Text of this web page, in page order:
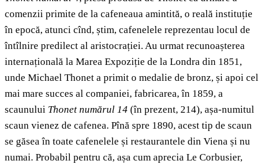
comenzii primite de la cafeneaua amintită, o reală instituție
în epocă, atunci cînd, știm, cafenelele reprezentau locul de
întîlnire predilect al aristocrației. Au urmat recunoașterea
internațională la Marea Expoziție de la Londra din 1851,
unde Michael Thonet a primit o medalie de bronz, și apoi cel
mai mare succes al companiei, fabricarea, în 1859, a
scaunului Thonet numărul 14 (în prezent, 214), așa-numitul
scaun vienez de cafenea. Pînă spre 1890, acest tip de scaun
se găsea în toate cafenelele și restaurantele din Viena și nu
numai. Probabil pentru că, așa cum aprecia Le Corbusier,